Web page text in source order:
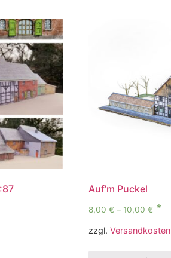
Auf’m Puckel
8,00€ – 10,00€
zzgl.Versandkosten